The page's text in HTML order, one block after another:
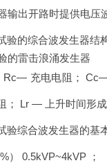
输出开路时提供电压
验的综合波发生器结
充电电阻；
； Lr — 上升时间形
验综合波发生器的基
） 0.5kVP~4kVP ；